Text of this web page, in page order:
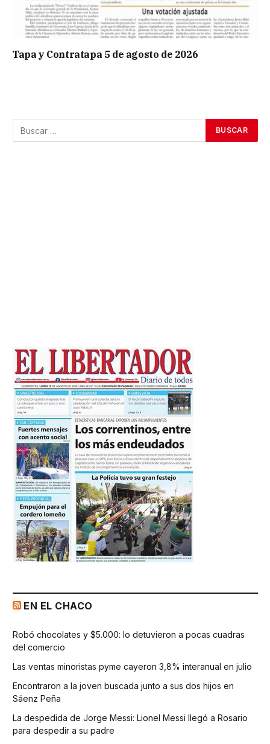
Tapa y Contratapa 5 de agosto de 2026
EN EL CHACO
Robó chocolates y $5.000: lo detuvieron a pocas cuadras
del comercio
Las ventas minoristas pyme cayeron 3,8% interanual en julio
Encontraron a la joven buscada junto a sus dos hijos en
Sáenz Peña
La despedida de Jorge Messi: Lionel Messi llegó a Rosario
para despedir a su padre